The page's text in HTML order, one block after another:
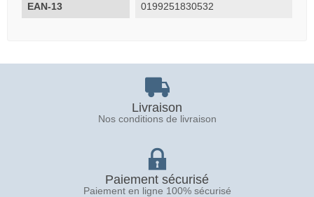
EAN-13 0199251830532
Livraison
Nos conditions de livraison
Paiement sécurisé
Paiement en ligne 100% sécurisé